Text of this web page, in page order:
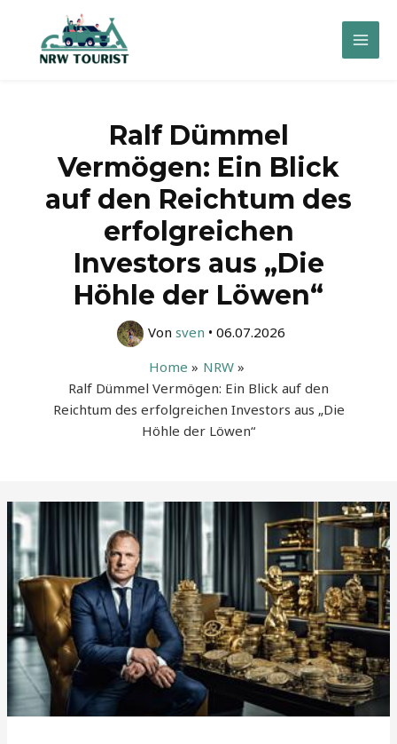
springen
Main
Ralf Dümmel
Vermögen: Ein Blick
auf den Reichtum des
erfolgreichen
Investors aus „Die
Höhle der Löwen“
Von sven • 06.07.2026
Home
NRW
Ralf Dümmel Vermögen: Ein Blick auf den
Reichtum des erfolgreichen Investors aus „Die
Höhle der Löwen“